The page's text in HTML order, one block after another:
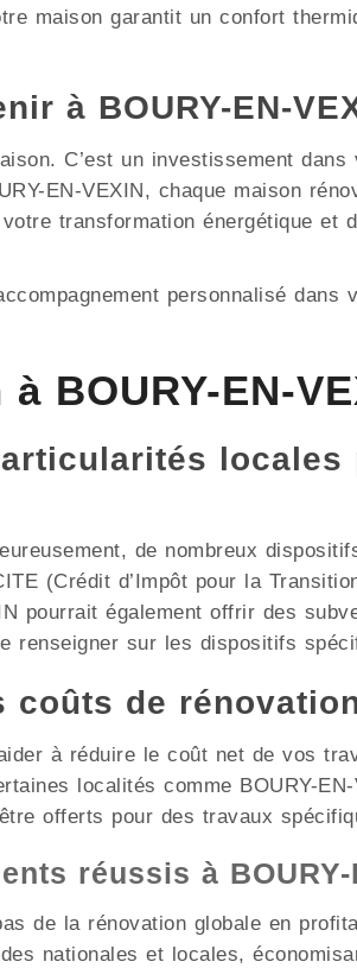
maison garantit un confort
à BOURY-EN-
C’est un investissement
EN-VEXIN, chaque maison
transformation énergétique et
personnalisé dans
BOURY-EN-
locales
de nombreux
(Crédit d’Impôt pour la
pourrait également offrir des
renseigner sur les dispositifs
de
à réduire le coût net de vos
localités comme BOURY-
offerts pour des travaux
réussis à BOURY-
de la rénovation globale en
nationales et locales,